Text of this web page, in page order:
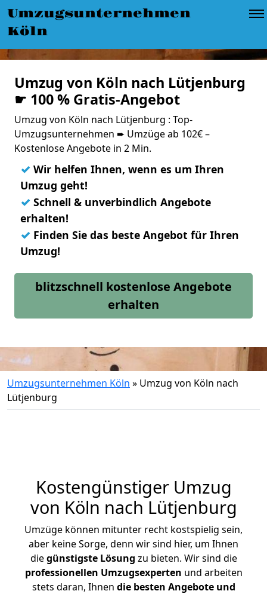
Umzugsunternehmen
Köln
Umzug von Köln nach Lütjenburg
☛ 100 % Gratis-Angebot
Umzug von Köln nach Lütjenburg : Top-
Umzugsunternehmen ➨ Umzüge ab 102€ –
Kostenlose Angebote in 2 Min.
✓ Wir helfen Ihnen, wenn es um Ihren
Umzug geht!
✓ Schnell & unverbindlich Angebote
erhalten!
✓ Finden Sie das beste Angebot für Ihren
Umzug!
blitzschnell kostenlose Angebote
erhalten
Umzugsunternehmen Köln » Umzug von Köln nach
Lütjenburg
Kostengünstiger Umzug
von Köln nach Lütjenburg
Umzüge können mitunter recht kostspielig sein,
aber keine Sorge, denn wir sind hier, um Ihnen
diegünstigste Lösung zu bieten. Wir sind die
professionellen Umzugsexperten und arbeiten
stets daran, Ihnen die besten Angebote und